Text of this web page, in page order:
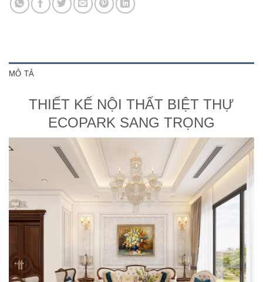
MÔ TẢ
THIẾT KẾ NỘI THẤT BIỆT THỰ
ECOPARK SANG TRỌNG